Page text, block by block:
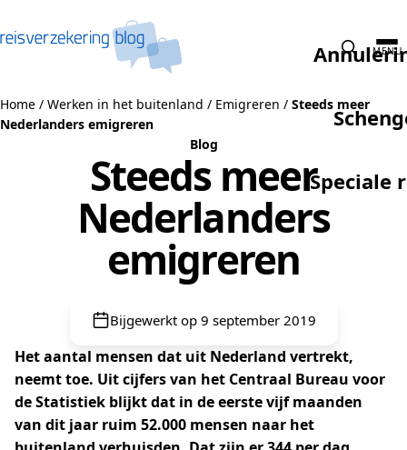
Speciale
MENU
Home / Werken in het buitenland / Emigreren / Steeds meer
Nederlanders emigreren
Blog
Steeds meer
Nederlanders
emigreren
Bijgewerkt op 9 september 2019
Het aantal mensen dat uit Nederland vertrekt,
neemt toe. Uit cijfers van het Centraal Bureau voor
de Statistiek blijkt dat in de eerste vijf maanden
van dit jaar ruim 52.000 mensen naar het